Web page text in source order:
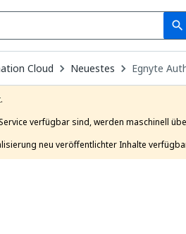
search
Cloud Neuestes Egnyte
verfügbar sind, werden maschinell
neu veröffentlichter Inhalte